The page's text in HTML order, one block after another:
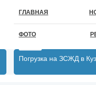
ГЛАВНАЯ
ФОТО
Погрузка на ЗСЖД в